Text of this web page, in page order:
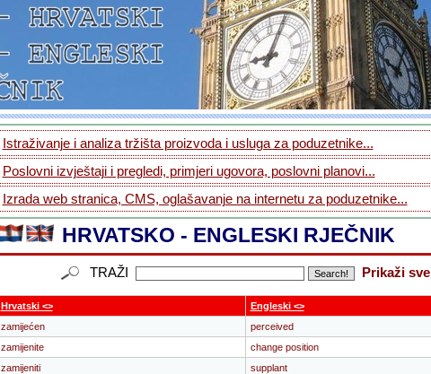
Istraživanje i analiza tržišta proizvoda i usluga za poduzetnike...
Poslovni izvještaji i pregledi, primjeri ugovora, poslovni planovi...
Izrada web stranica, CMS, oglašavanje na internetu za poduzetnike...
HRVATSKO - ENGLESKI RJEČNIK
TRAŽI Prikaži sve
Hrvatski <>
Engleski <>
zamijećen
perceived
zamijenite
change position
zamijeniti
supplant